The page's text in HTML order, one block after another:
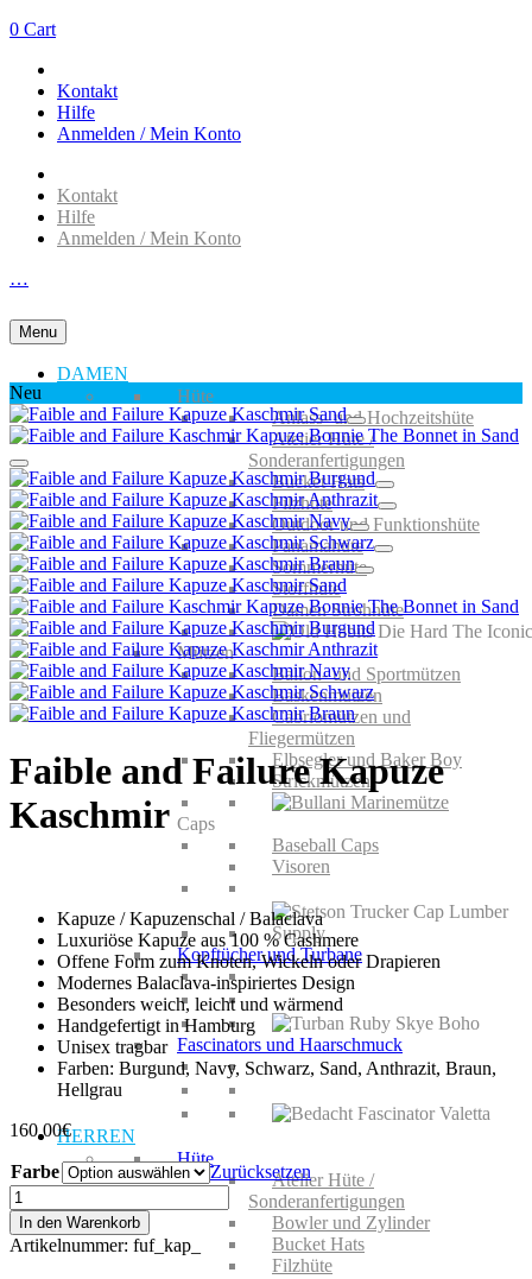
0 Cart
Kontakt
Hilfe
Anmelden / Mein Konto
Kontakt
Hilfe
Anmelden / Mein Konto
…
Menu
DAMEN
Hüte
Anlass- und Hochzeitshüte
Atelier Hüte /
Sonderanfertigungen
Bucket Hats
Filzhüte
Outdoor und Funktionshüte
Panamahüte
Sommerhüte
Stoffhüte
Damen Strohhüte
Mützen
Ballon- und Sportmützen
Baskenmützen
Cabriomützen und
Fliegermützen
Elbsegler und Baker Boy
Strickmützen
Caps
Baseball Caps
Visoren
Kopftücher und Turbane
Fascinators und Haarschmuck
HERREN
Hüte
Atelier Hüte /
Sonderanfertigungen
Bowler und Zylinder
Bucket Hats
Filzhüte
Neu
Faible and Failure Kapuze
Kaschmir
Kapuze / Kapuzenschal / Balaclava
Luxuriöse Kapuze aus 100 % Cashmere
Offene Form zum Knoten, Wickeln oder Drapieren
Modernes Balaclava-inspiriertes Design
Besonders weich, leicht und wärmend
Handgefertigt in Hamburg
Unisex tragbar
Farben: Burgund, Navy, Schwarz, Sand, Anthrazit, Braun,
Hellgrau
160,00€
Farbe
Zurücksetzen
Faible
and
Failure
Kapuze
In den Warenkorb
Artikelnummer: fuf_kap_